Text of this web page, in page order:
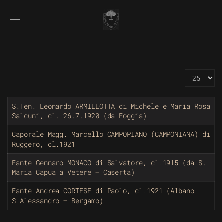
S.Ten. Leonardo ARMILLOTTA di Michele e Maria Rosa
Salcuni, cl. 26.7.1920 (da Foggia)
Caporale Magg. Marcello CAMPOPIANO (CAMPONIANA) di
Ruggero, cl.1921
Fante Gennaro MONACO di Salvatore, cl.1915 (da S.
Maria Capua a Vetere – Caserta)
Fante Andrea CORTESE di Paolo, cl.1921 (Albano
S.Alessandro – Bergamo)